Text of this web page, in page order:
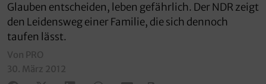
Glauben entscheiden, leben gefährlich. Der NDR zeigt
den Leidensweg einer Familie, die sich dennoch
taufen lässt.
Von PRO
30. März 2012